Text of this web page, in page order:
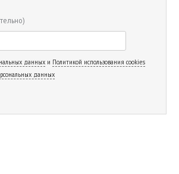
данных и Политикой использования cookies
данных